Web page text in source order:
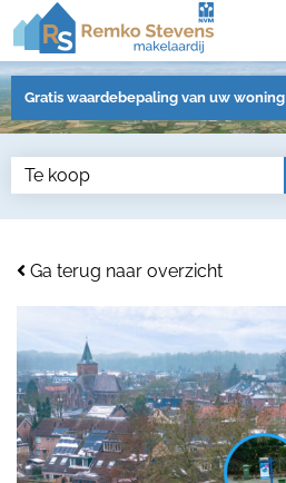
Gratis waardebepaling van uw woning
Ga terug naar overzicht